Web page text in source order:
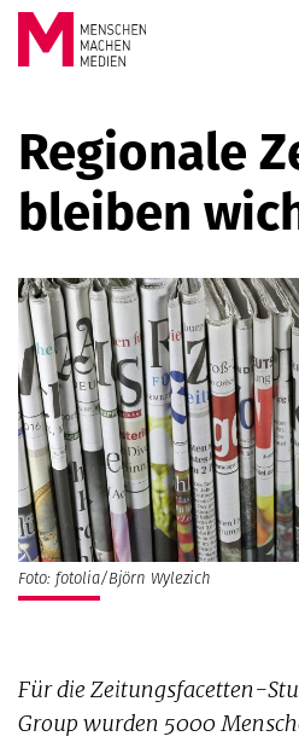
Springe zum Inhalt
MACHEN
MEDIEN
Regionale
bleiben
Foto: fotolia/Björn Wylezich
Für die Zeitungsfacetten-
Group wurden 5000